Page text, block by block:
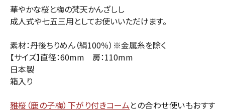
華やかな桜と梅の梵天かんざしし
成人式や七五三用としてお使いいただけます。
素材：丹後ちりめん（絹100％）※金属糸を除く
【サイズ】直径：60mm 房：110mm
日本製
箱入り
雅桜（鹿の子梅）下がり付きコームとの合わせ使いもおすす